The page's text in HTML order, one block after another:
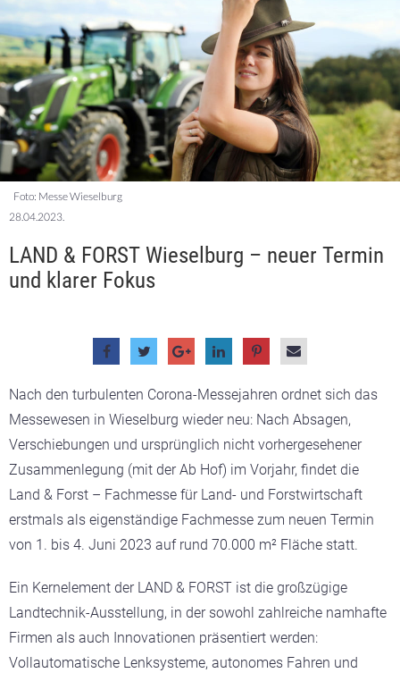
Foto: Messe Wieselburg
28.04.2023.
LAND & FORST Wieselburg – neuer Termin
und klarer Fokus
Nach den turbulenten Corona-Messejahren ordnet sich das
Messewesen in Wieselburg wieder neu: Nach Absagen,
Verschiebungen und ursprünglich nicht vorhergesehener
Zusammenlegung (mit der Ab Hof) im Vorjahr, findet die
Land & Forst – Fachmesse für Land- und Forstwirtschaft
erstmals als eigenständige Fachmesse zum neuen Termin
von 1. bis 4. Juni 2023 auf rund 70.000 m² Fläche statt.
Ein Kernelement der LAND & FORST ist die großzügige
Landtechnik-Ausstellung, in der sowohl zahlreiche namhafte
Firmen als auch Innovationen präsentiert werden:
Vollautomatische Lenksysteme, autonomes Fahren und